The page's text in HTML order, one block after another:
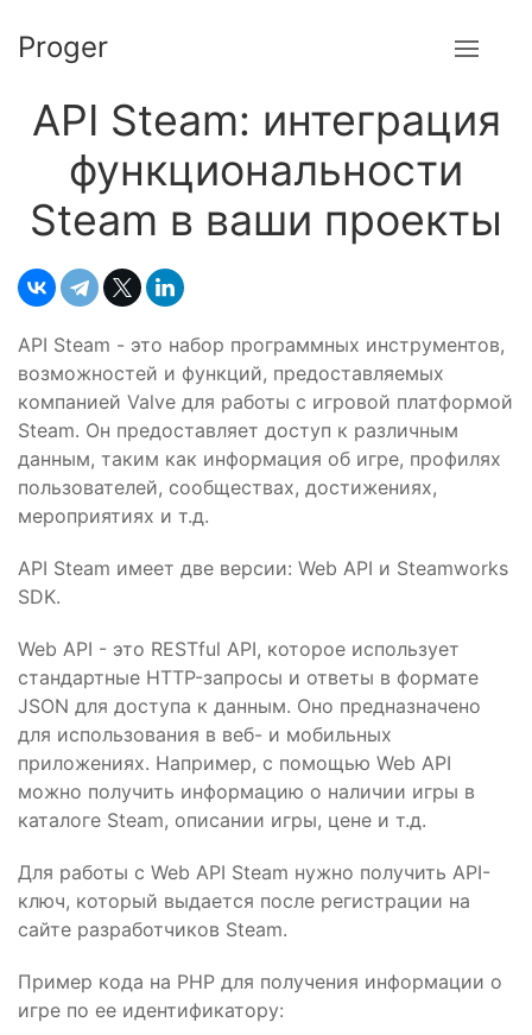
Proger
API Steam: интеграция
функциональности
Steam в ваши проекты
API Steam - это набор программных инструментов,
возможностей и функций, предоставляемых
компанией Valve для работы с игровой платформой
Steam. Он предоставляет доступ к различным
данным, таким как информация об игре, профилях
пользователей, сообществах, достижениях,
мероприятиях и т.д.
API Steam имеет две версии: Web API и Steamworks
SDK.
Web API - это RESTful API, которое использует
стандартные HTTP-запросы и ответы в формате
JSON для доступа к данным. Оно предназначено
для использования в веб- и мобильных
приложениях. Например, с помощью Web API
можно получить информацию о наличии игры в
каталоге Steam, описании игры, цене и т.д.
Для работы с Web API Steam нужно получить API-
ключ, который выдается после регистрации на
сайте разработчиков Steam.
Пример кода на PHP для получения информации о
игре по ее идентификатору: